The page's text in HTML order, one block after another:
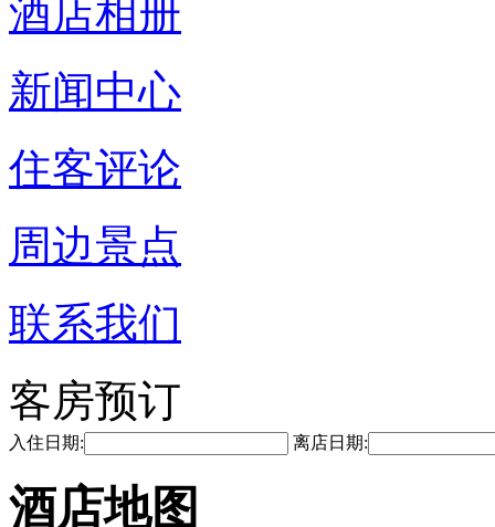
酒店相册
新闻中心
住客评论
周边景点
联系我们
客房预订
入住日期: 离店日期:
酒店地图